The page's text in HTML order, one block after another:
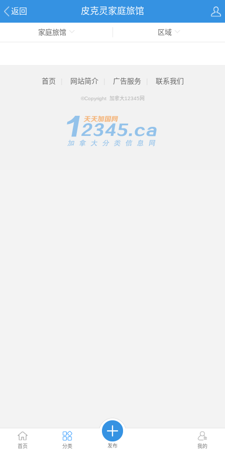
返回 皮克灵家庭旅馆
首页 分类 发布 我的
家庭旅馆 区域
首页 网站简介 广告服务 联系我们
©Copyright 加拿大12345网